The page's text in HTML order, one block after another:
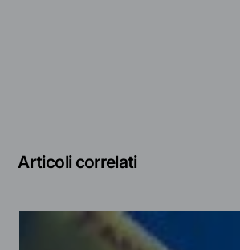
Articoli correlati